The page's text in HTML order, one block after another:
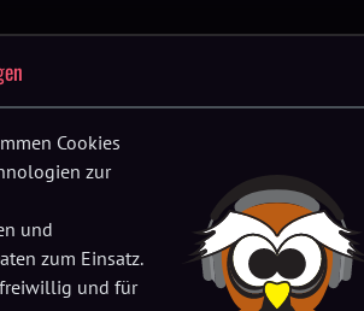
öffnenCookies
zur
und
zum Einsatz.
und für